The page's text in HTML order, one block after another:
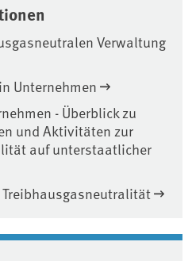
Verwaltung
Unternehmen
- Überblick zu
und Aktivitäten zur
auf unterstaatlicher